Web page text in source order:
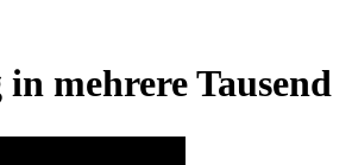
in mehrere Tausend